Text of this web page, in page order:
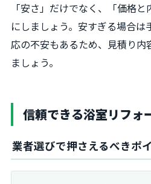
「安さ」だけでなく、「価格
にしましょう。安すぎる場合は
応の不安もあるため、見積り内
ましょう。
信頼できる浴室リフォ
業者選びで押さえるべきポ